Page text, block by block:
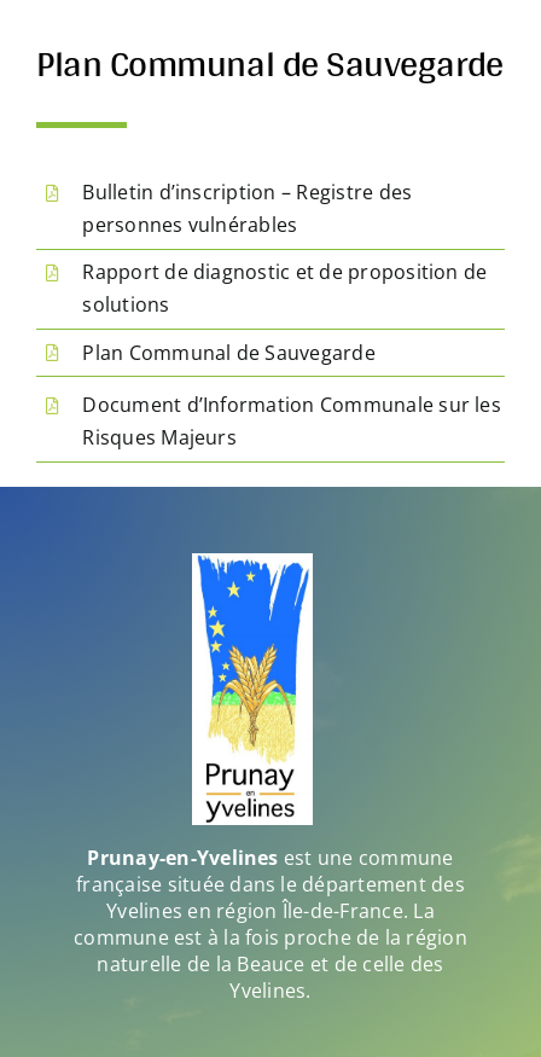
Plan Communal de Sauvegarde
Bulletin d’inscription – Registre des
personnes vulnérables
Rapport de diagnostic et de proposition de
solutions
Plan Communal de Sauvegarde
Document d’Information Communale sur les
Risques Majeurs
Prunay-en-Yvelines est une commune
française située dans le département des
Yvelines en région Île-de-France. La
commune est à la fois proche de la région
naturelle de la Beauce et de celle des
Yvelines.